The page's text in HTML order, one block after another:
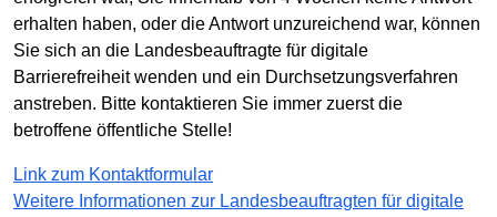
erhalten haben, oder die Antwort unzureichend war, können
Sie sich an die Landesbeauftragte für digitale
Barrierefreiheit wenden und ein Durchsetzungsverfahren
anstreben. Bitte kontaktieren Sie immer zuerst die
betroffene öffentliche Stelle!
Link zum Kontaktformular
Weitere Informationen zur Landesbeauftragten für digitale